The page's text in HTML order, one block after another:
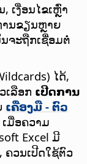
ເງື່ອນໄຂເຫຼົ່າ
ານຂຽນຫຼາຍ
ຈະຖືກເຊື່ອມຕໍ່
ໄດ້,
ເລືອກ ເປີດການ
ເຄື່ອງມື - ຕົວ
ເມື່ອຄວາມ
Excel ມີ
ວນເປີດໃຊ້ຕົວ